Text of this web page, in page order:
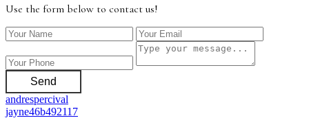
Use the form below to contact us!
Send
andrespercival
jayne46b492117